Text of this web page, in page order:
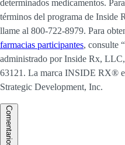
determinados medicamentos.
términos del programa de Inside
llame al 800-722-8979. Para
farmacias participantes, consulte
administrado por Inside Rx,
63121. La marca INSIDE RX®
Strategic Development, Inc.
Comentarios